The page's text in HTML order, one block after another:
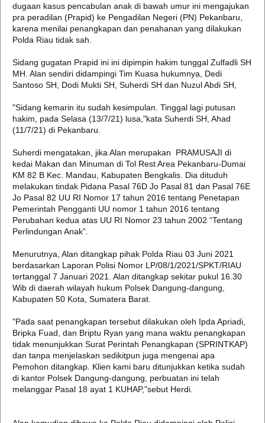
dugaan kasus pencabulan anak di bawah umur ini mengajukan
pra peradilan (Prapid) ke Pengadilan Negeri (PN) Pekanbaru,
karena menilai penangkapan dan penahanan yang dilakukan
Polda Riau tidak sah.
Sidang gugatan Prapid ini ini dipimpin hakim tunggal Zulfadli SH
MH. Alan sendiri didampingi Tim Kuasa hukumnya, Dedi
Santoso SH, Dodi Mukti SH, Suherdi SH dan Nuzul Abdi SH,
"Sidang kemarin itu sudah kesimpulan. Tinggal lagi putusan
hakim, pada Selasa (13/7/21) lusa,"kata Suherdi SH, Ahad
(11/7/21) di Pekanbaru.
Suherdi mengatakan, jika Alan merupakan PRAMUSAJI di
kedai Makan dan Minuman di Tol Rest Area Pekanbaru-Dumai
KM 82 B Kec. Mandau, Kabupaten Bengkalis. Dia dituduh
melakukan tindak Pidana Pasal 76D Jo Pasal 81 dan Pasal 76E
Jo Pasal 82 UU RI Nomor 17 tahun 2016 tentang Penetapan
Pemerintah Pengganti UU nomor 1 tahun 2016 tentang
Perubahan kedua atas UU RI Nomor 23 tahun 2002 “Tentang
Perlindungan Anak”.
Menurutnya, Alan ditangkap pihak Polda Riau 03 Juni 2021
berdasarkan Laporan Polisi Nomor LP/08/1/2021/SPKT/RIAU
tertanggal 7 Januari 2021. Alan ditangkap sekitar pukul 16.30
Wib di daerah wilayah hukum Polsek Dangung-dangung,
Kabupaten 50 Kota, Sumatera Barat.
"Pada saat penangkapan tersebut dilakukan oleh Ipda Apriadi,
Bripka Fuad, dan Briptu Ryan yang mana waktu penangkapan
tidak menunjukkan Surat Perintah Penangkapan (SPRINTKAP)
dan tanpa menjelaskan sedikitpun juga mengenai apa
Pemohon ditangkap. Klien kami baru ditunjukkan ketika sudah
di kantor Polsek Dangung-dangung, perbuatan ini telah
melanggar Pasal 18 ayat 1 KUHAP,"sebut Herdi.